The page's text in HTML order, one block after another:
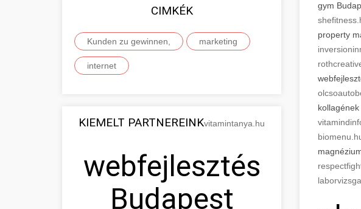
CIMKÉK
Kunden zu gewinnen, marketing
internet
KIEMELT PARTNEREINKvitamintanya.hu
webfejlesztés
Budapest
gym
property
kollagének